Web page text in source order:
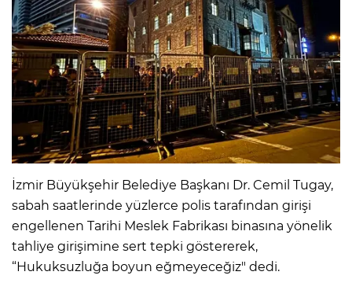
İzmir Büyükşehir Belediye Başkanı Dr. Cemil Tugay,
sabah saatlerinde yüzlerce polis tarafından girişi
engellenen Tarihi Meslek Fabrikası binasına yönelik
tahliye girişimine sert tepki göstererek,
“Hukuksuzluğa boyun eğmeyeceğiz" dedi.